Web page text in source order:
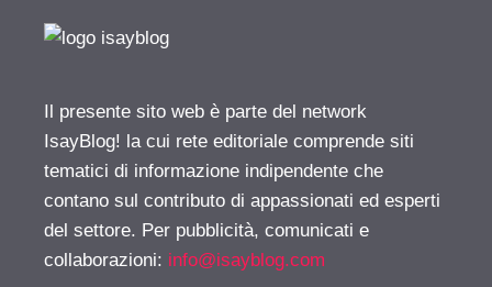
Il presente sito web è parte del network
IsayBlog! la cui rete editoriale comprende siti
tematici di informazione indipendente che
contano sul contributo di appassionati ed esperti
del settore. Per pubblicità, comunicati e
collaborazioni: info@isayblog.com